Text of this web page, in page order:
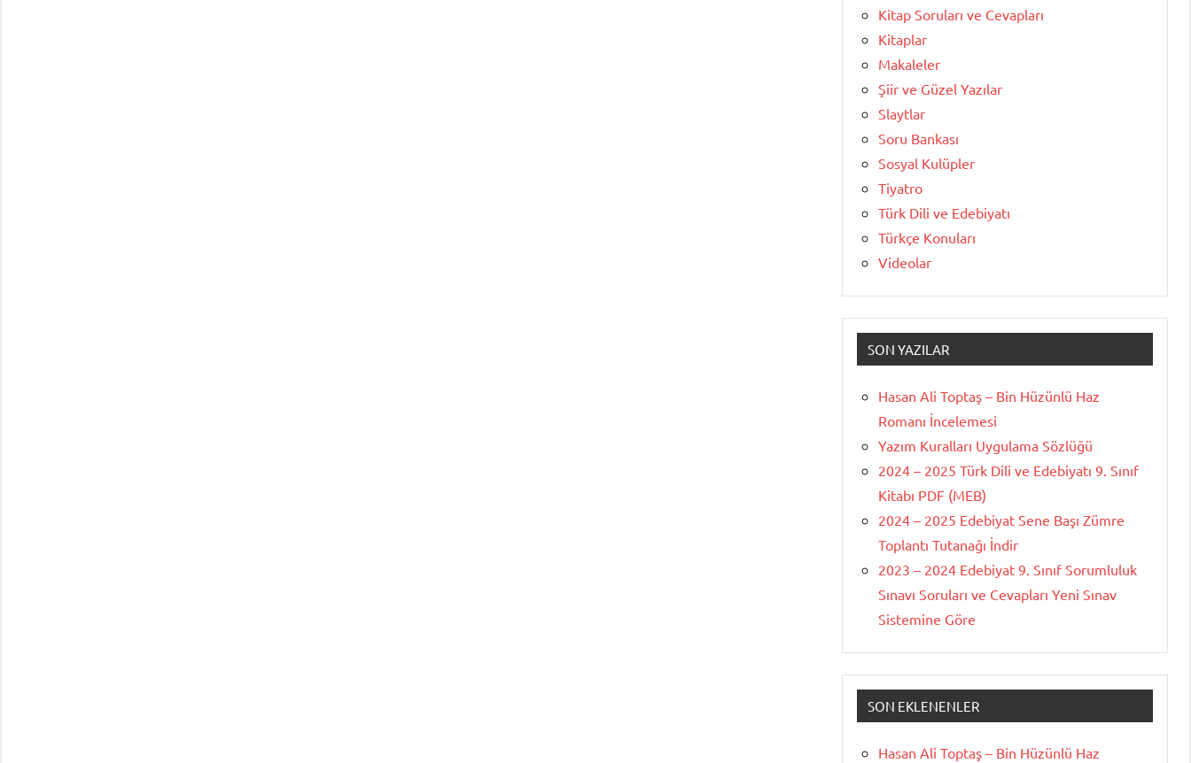
Kitap Soruları ve Cevapları
Kitaplar
Makaleler
Şiir ve Güzel Yazılar
Slaytlar
Soru Bankası
Sosyal Kulüpler
Tiyatro
Türk Dili ve Edebiyatı
Türkçe Konuları
Videolar
SON YAZILAR
Hasan Ali Toptaş – Bin Hüzünlü Haz
Romanı İncelemesi
Yazım Kuralları Uygulama Sözlüğü
2024 – 2025 Türk Dili ve Edebiyatı 9. Sınıf
Kitabı PDF (MEB)
2024 – 2025 Edebiyat Sene Başı Zümre
Toplantı Tutanağı İndir
2023 – 2024 Edebiyat 9. Sınıf Sorumluluk
Sınavı Soruları ve Cevapları Yeni Sınav
Sistemine Göre
SON EKLENENLER
Hasan Ali Toptaş – Bin Hüzünlü Haz